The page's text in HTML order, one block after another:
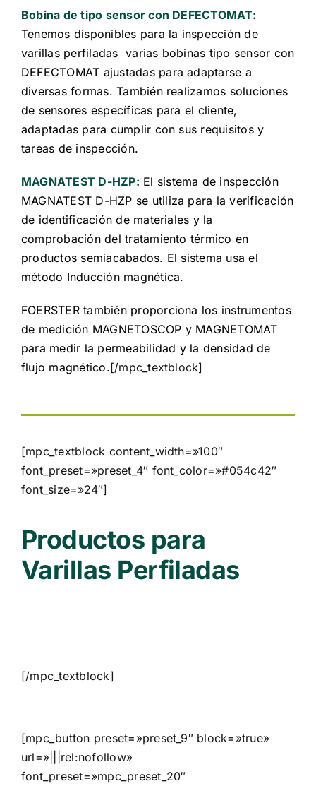
Bobina de tipo sensor con DEFECTOMAT:
Tenemos disponibles para la inspección de
varillas perfiladas varias bobinas tipo sensor con
DEFECTOMAT ajustadas para adaptarse a
diversas formas. También realizamos soluciones
de sensores específicas para el cliente,
adaptadas para cumplir con sus requisitos y
tareas de inspección.
MAGNATEST D-HZP: El sistema de inspección
MAGNATEST D-HZP se utiliza para la verificación
de identificación de materiales y la
comprobación del tratamiento térmico en
productos semiacabados. El sistema usa el
método Inducción magnética.
FOERSTER también proporciona los instrumentos
de medición MAGNETOSCOP y MAGNETOMAT
para medir la permeabilidad y la densidad de
flujo magnético.[/mpc_textblock]
[mpc_textblock content_width=»100″
font_preset=»preset_4″ font_color=»#054c42″
font_size=»24″]
Productos para
Varillas Perfiladas
[/mpc_textblock]
[mpc_button preset=»preset_9″ block=»true»
url=»|||rel:nofollow»
font_preset=»mpc_preset_20″